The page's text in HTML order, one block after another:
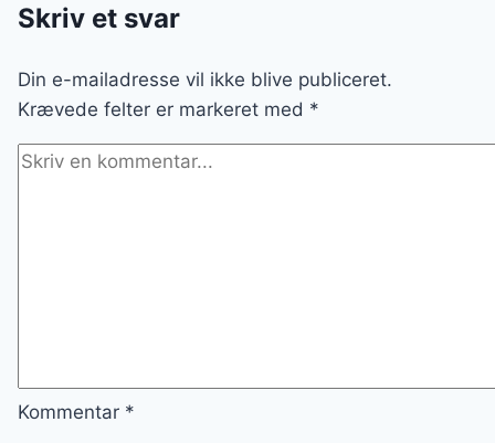
Skriv et svar
Din e-mailadresse vil ikke blive publiceret.
Krævede felter er markeret med *
Kommentar *